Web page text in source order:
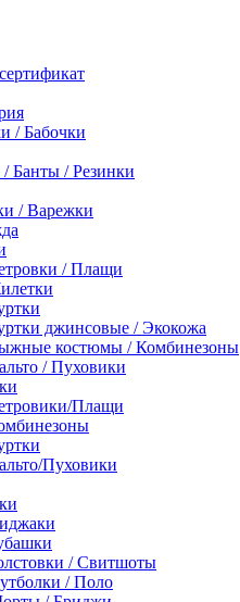
/ Бабочки
Банты / Резинки
/ Варежки
/ Плащи
джинсовые / Экокожа
костюмы / Комбинезоны
/ Пуховики
Плащи
Пуховики
/ Свитшоты
/ Поло